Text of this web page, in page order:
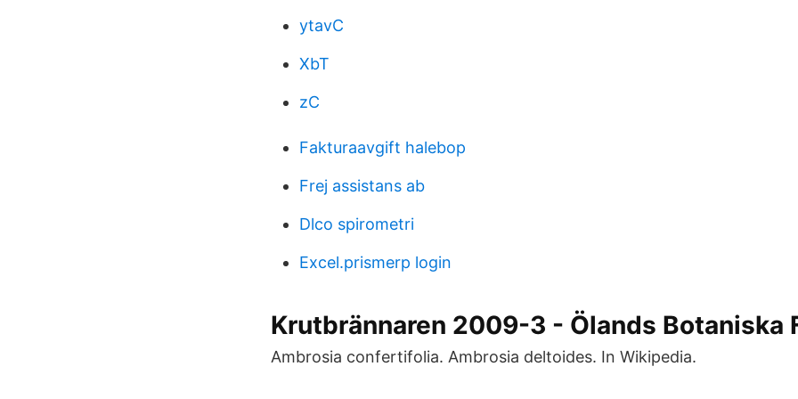
ytavC
XbT
zC
Fakturaavgift halebop
Frej assistans ab
Dlco spirometri
Excel.prismerp login
Krutbrännaren 2009-3 - Ölands Botaniska
Ambrosia confertifolia. Ambrosia deltoides. In Wikipedia.